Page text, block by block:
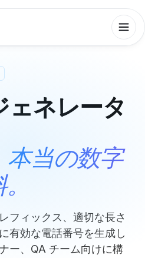
ェネレータ
本当の数字
フィックス、適切な長さ
有効な電話番号を生成し
ー、QA チーム向けに構